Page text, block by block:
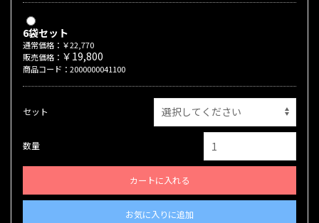
6袋セット
通常価格：￥22,770
販売価格： ￥19,800
商品コード：2000000041100
セット
数量
カートに入れる
お気に入りに追加